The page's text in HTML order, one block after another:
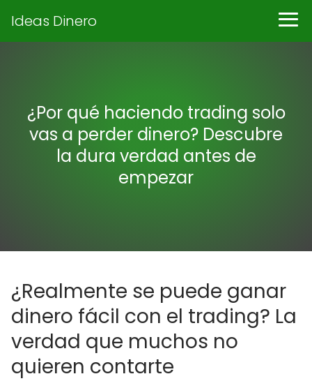
Ideas Dinero
¿Por qué haciendo trading solo
vas a perder dinero? Descubre
la dura verdad antes de
empezar
¿Realmente se puede ganar
dinero fácil con el trading? La
verdad que muchos no
quieren contarte